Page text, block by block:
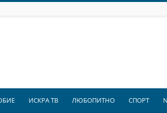
ИСКРА ТВ ЛЮБОПИТНО СПОРТ